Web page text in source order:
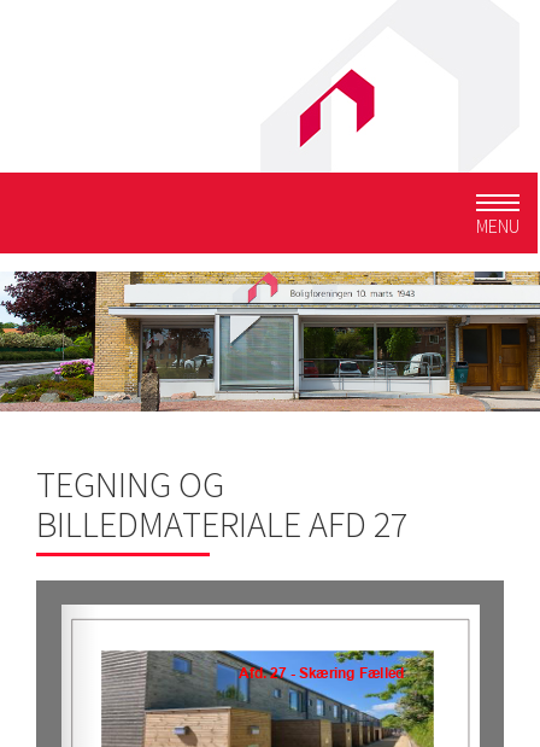
MENU
TEGNING OG
BILLEDMATERIALE AFD 27